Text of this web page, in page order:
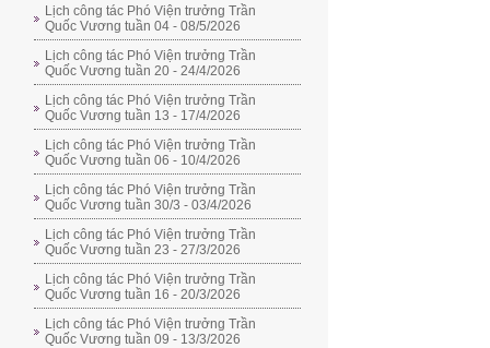
Lịch công tác Phó Viện trưởng Trần
Quốc Vương tuần 04 - 08/5/2026
Lịch công tác Phó Viện trưởng Trần
Quốc Vương tuần 20 - 24/4/2026
Lịch công tác Phó Viện trưởng Trần
Quốc Vương tuần 13 - 17/4/2026
Lịch công tác Phó Viện trưởng Trần
Quốc Vương tuần 06 - 10/4/2026
Lịch công tác Phó Viện trưởng Trần
Quốc Vương tuần 30/3 - 03/4/2026
Lịch công tác Phó Viện trưởng Trần
Quốc Vương tuần 23 - 27/3/2026
Lịch công tác Phó Viện trưởng Trần
Quốc Vương tuần 16 - 20/3/2026
Lịch công tác Phó Viện trưởng Trần
Quốc Vương tuần 09 - 13/3/2026